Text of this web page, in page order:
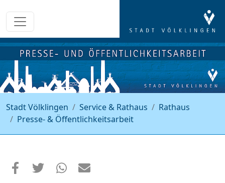
Stadt Völklingen Service & Rathaus
Rathaus
Presse- & Öffentlichkeitsarbeit